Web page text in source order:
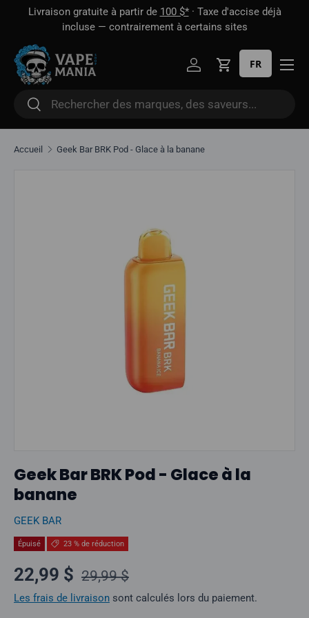
Aller directement au contenu
Livraison gratuite à partir de 100 $*· Taxe d'accise déjà
incluse — contrairement à certains sites
Rechercher
Rechercher
Se connecter
Panier
FR
Accueil Geek Bar BRK Pod - Glace à la banane
Geek Bar BRK Pod - Glace à la
banane
GEEK BAR
Épuisé 23 % de réduction
Prix soldé
22,99 $ Prix normal
29,99 $
Les frais de livraison sont calculés lors du paiement.